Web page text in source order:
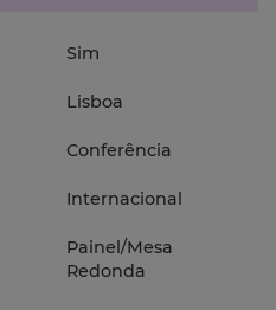
Sim
Lisboa
Conferência
Internacional
Painel/Mesa
Redonda